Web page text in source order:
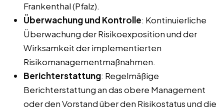
Frankenthal (Pfalz).
Überwachung und Kontrolle: Kontinuierliche
Überwachung der Risikoexposition und der
Wirksamkeit der implementierten
Risikomanagementmaßnahmen.
Berichterstattung: Regelmäßige
Berichterstattung an das obere Management
oder den Vorstand über den Risikostatus und die